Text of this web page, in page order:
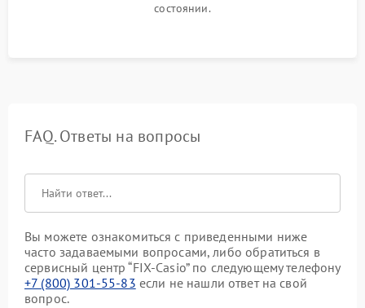
состоянии.
FAQ. Ответы на вопросы
Вы можете ознакомиться с приведенными ниже
часто задаваемыми вопросами, либо обратиться в
сервисный центр “FIX-Casio” по следующему телефону
+7 (800) 301-55-83 если не нашли ответ на свой
вопрос.